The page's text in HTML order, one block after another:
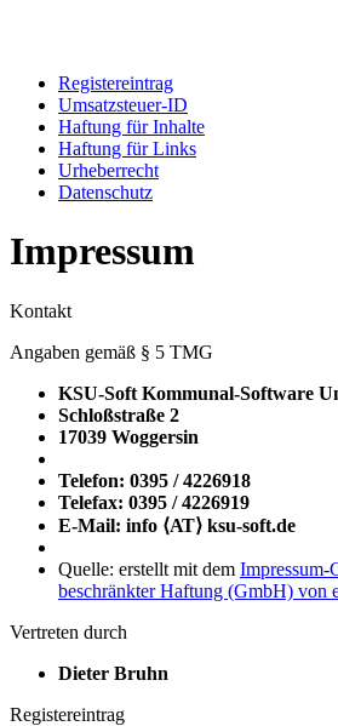
Registereintrag
Umsatzsteuer-ID
Haftung für Inhalte
Haftung für Links
Urheberrecht
Datenschutz
Impressum
Kontakt
Angaben gemäß § 5 TMG
KSU-Soft Kommunal-Software
Schloßstraße 2
17039 Woggersin
Telefon: 0395 / 4226918
Telefax: 0395 / 4226919
E-Mail: info ⟨ΑΤ⟩ ksu-soft.de
Quelle: erstellt mit dem Impressum-
beschränkter Haftung (GmbH) von
Vertreten durch
Dieter Bruhn
Registereintrag